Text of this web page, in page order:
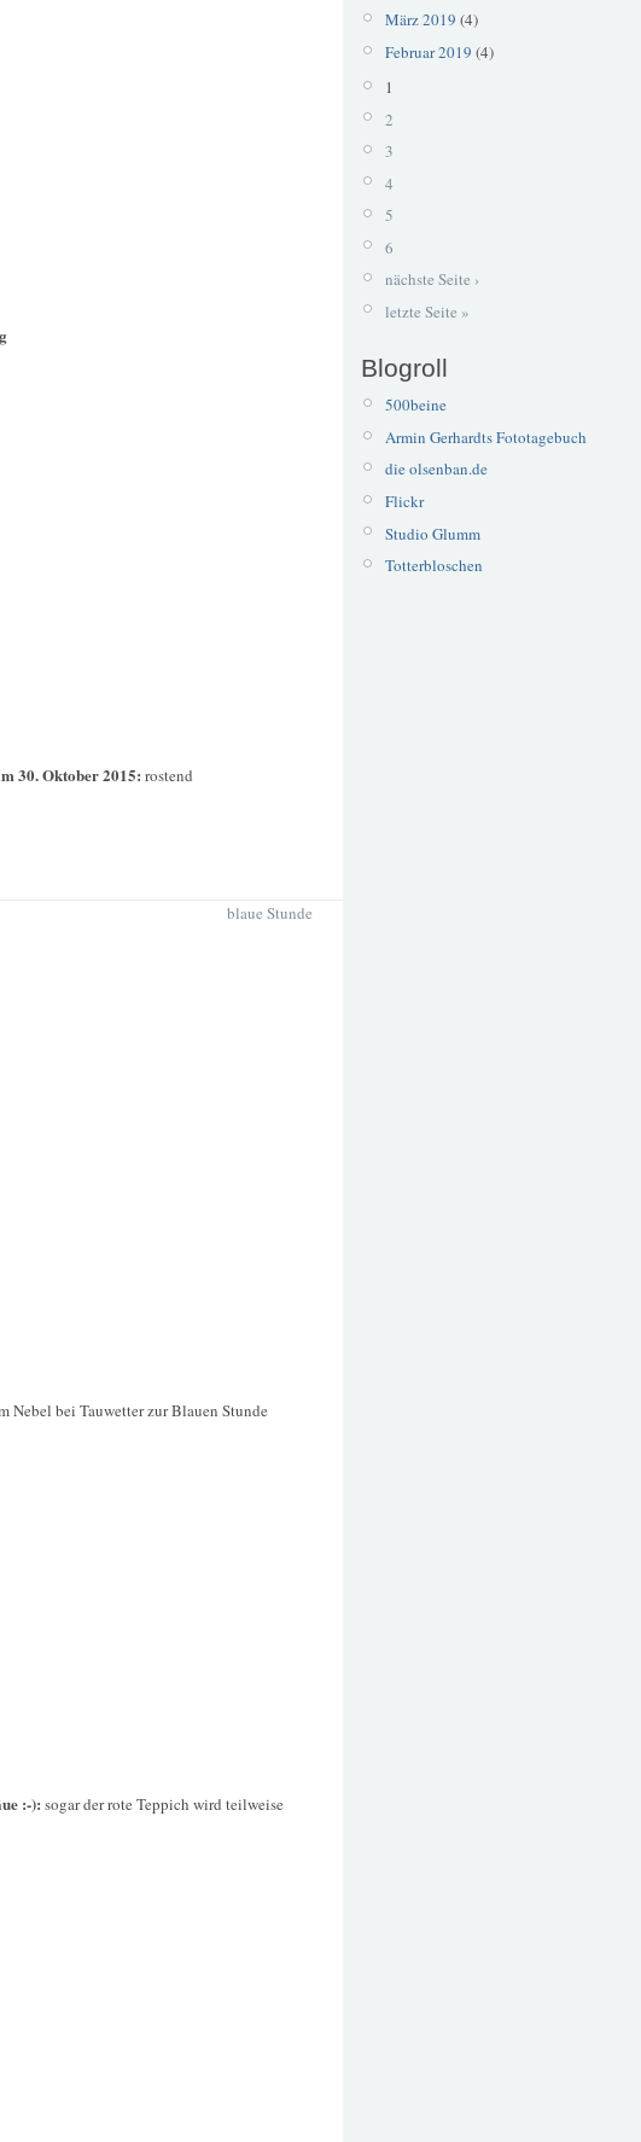
30. Oktober 2015: rostend
blaue Stunde
Nebel bei Tauwetter zur Blauen Stunde
:-): sogar der rote Teppich wird teilweise
März 2019 (4)
Februar 2019 (4)
1
2
3
4
5
6
nächste Seite ›
letzte Seite »
Blogroll
500beine
Armin Gerhardts Fototagebuch
die olsenban.de
Flickr
Studio Glumm
Totterbloschen